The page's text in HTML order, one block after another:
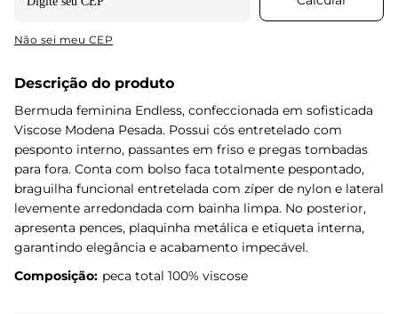
Não sei meu CEP
Descrição do produto
Bermuda feminina Endless, confeccionada em sofisticada
Viscose Modena Pesada. Possui cós entretelado com
pesponto interno, passantes em friso e pregas tombadas
para fora. Conta com bolso faca totalmente pespontado,
braguilha funcional entretelada com zíper de nylon e lateral
levemente arredondada com bainha limpa. No posterior,
apresenta pences, plaquinha metálica e etiqueta interna,
garantindo elegância e acabamento impecável.
Composição: peca total 100% viscose